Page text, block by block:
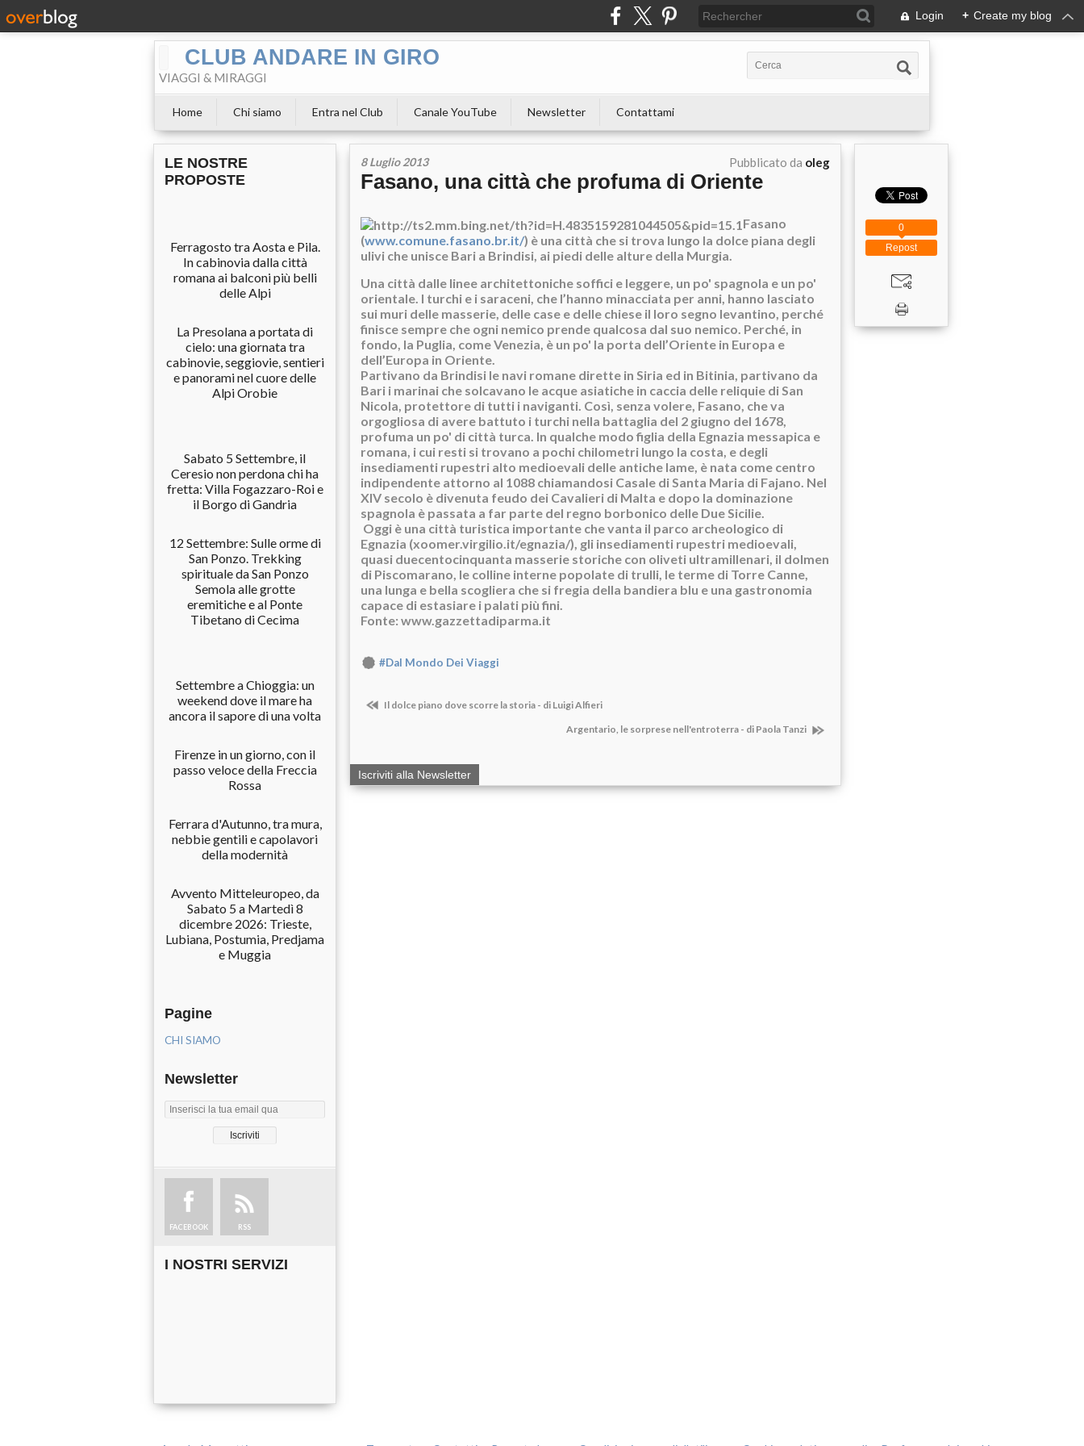
Login + Create my blog
CLUB ANDARE IN GIRO
VIAGGI & MIRAGGI
Home Chi siamo Entra nel Club Canale YouTube Newsletter Contattami
LE NOSTRE
PROPOSTE
Ferragosto tra Aosta e Pila.
In cabinovia dalla città
romana ai balconi più belli
delle Alpi
La Presolana a portata di
cielo: una giornata tra
cabinovie, seggiovie, sentieri
e panorami nel cuore delle
Alpi Orobie
Sabato 5 Settembre, il
Ceresio non perdona chi ha
fretta: Villa Fogazzaro-Roi e
il Borgo di Gandria
12 Settembre: Sulle orme di
San Ponzo. Trekking
spirituale da San Ponzo
Semola alle grotte
eremitiche e al Ponte
Tibetano di Cecima
Settembre a Chioggia: un
weekend dove il mare ha
ancora il sapore di una volta
Firenze in un giorno, con il
passo veloce della Freccia
Rossa
Ferrara d'Autunno, tra mura,
nebbie gentili e capolavori
della modernità
Avvento Mitteleuropeo, da
Sabato 5 a Martedì 8
dicembre 2026: Trieste,
Lubiana, Postumia, Predjama
e Muggia
Pagine
CHI SIAMO
Newsletter
FACEBOOK RSS
I NOSTRI SERVIZI
8 Luglio 2013 Pubblicato da oleg
Fasano, una città che profuma di Oriente
Fasano
(www.comune.fasano.br.it/) è una città che si trova lungo la dolce piana degli
ulivi che unisce Bari a Brindisi, ai piedi delle alture della Murgia.
Una città dalle linee architettoniche soffici e leggere, un po' spagnola e un po'
orientale. I turchi e i saraceni, che l’hanno minacciata per anni, hanno lasciato
sui muri delle masserie, delle case e delle chiese il loro segno levantino, perché
finisce sempre che ogni nemico prende qualcosa dal suo nemico. Perché, in
fondo, la Puglia, come Venezia, è un po' la porta dell’Oriente in Europa e
dell’Europa in Oriente.
Partivano da Brindisi le navi romane dirette in Siria ed in Bitinia, partivano da
Bari i marinai che solcavano le acque asiatiche in caccia delle reliquie di San
Nicola, protettore di tutti i naviganti. Così, senza volere, Fasano, che va
orgogliosa di avere battuto i turchi nella battaglia del 2 giugno del 1678,
profuma un po' di città turca. In qualche modo figlia della Egnazia messapica e
romana, i cui resti si trovano a pochi chilometri lungo la costa, e degli
insediamenti rupestri alto medioevali delle antiche lame, è nata come centro
indipendente attorno al 1088 chiamandosi Casale di Santa Maria di Fajano. Nel
XIV secolo è divenuta feudo dei Cavalieri di Malta e dopo la dominazione
spagnola è passata a far parte del regno borbonico delle Due Sicilie.
Oggi è una città turistica importante che vanta il parco archeologico di
Egnazia (xoomer.virgilio.it/egnazia/), gli insediamenti rupestri medioevali,
quasi duecentocinquanta masserie storiche con oliveti ultramillenari, il dolmen
di Piscomarano, le colline interne popolate di trulli, le terme di Torre Canne,
una lunga e bella scogliera che si fregia della bandiera blu e una gastronomia
capace di estasiare i palati più fini.
Fonte: www.gazzettadiparma.it
#Dal Mondo Dei Viaggi
Il dolce piano dove scorre la storia - di Luigi Alfieri
Argentario, le sorprese nell'entroterra - di Paola Tanzi
Iscriviti alla Newsletter
Repost
0